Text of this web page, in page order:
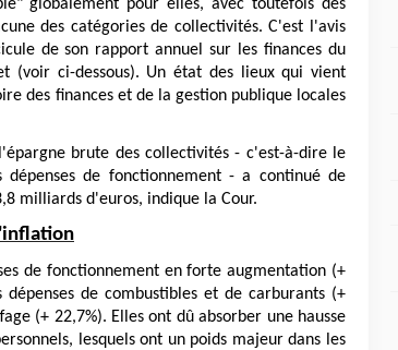
globalement pour elles, avec toutefois des
des catégories de collectivités. C'est l'avis
de son rapport annuel sur les finances du
(voir ci-dessous). Un état des lieux qui vient
des finances et de la gestion publique locales
brute des collectivités - c'est-à-dire le
de fonctionnement - a continué de
milliards d'euros, indique la Cour.
de fonctionnement en forte augmentation (+
de combustibles et de carburants (+
(+ 22,7%). Elles ont dû absorber une hausse
lesquels ont un poids majeur dans les